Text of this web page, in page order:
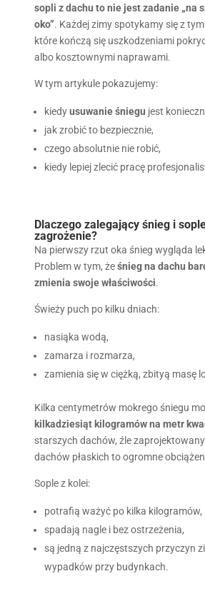
sopli z dachu to nie jest zadanie „na
oko”. Każdej zimy spotykamy się z
które kończą się uszkodzeniami
albo kosztownymi naprawami.
W tym artykule pokazujemy:
kiedyusuwanie śniegu jest
jak zrobić to bezpiecznie,
czego absolutnie nie robić,
kiedy lepiej zlecić pracę
Dlaczego zalegający śnieg i
zagrożenie?
Na pierwszy rzut oka śnieg wygląda
Problem w tym, żeśnieg na dachu
zmienia swoje właściwości.
Świeży puch po kilku dniach:
nasiąka wodą,
zamarza i rozmarza,
zamienia się w ciężką, zbityą masę
Kilka centymetrów mokrego śniegu
kilkadziesiąt kilogramów na metr
starszych dachów, źle
dachów płaskich to ogromne
Sople z kolei:
potrafią ważyć po kilka kilogramów,
spadają nagle i bez ostrzeżenia,
są jedną z najczęstszych przyczyn
wypadków przy budynkach.